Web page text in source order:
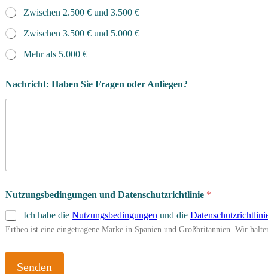
Zwischen 2.500 € und 3.500 €
Zwischen 3.500 € und 5.000 €
Mehr als 5.000 €
Nachricht: Haben Sie Fragen oder Anliegen?
Nutzungsbedingungen und Datenschutzrichtlinie *
Ich habe die Nutzungsbedingungen und die
Ertheo ist eine eingetragene Marke in Spanien und Großbritannien. Wir
Senden